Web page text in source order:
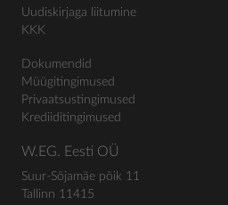
Uudiskirjaga liitumine
KKK
Dokumendid
Müügitingimused
Privaatsustingimused
Krediiditingimused
W.EG. Eesti OÜ
Suur-Sõjamäe põik 11
Tallinn 11415